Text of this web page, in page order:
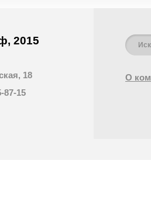
2015
18
87-15
О